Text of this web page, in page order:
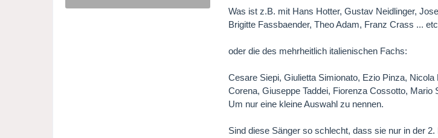
Was ist z.B. mit Hans Hotter, Gustav Neidlinger,
Brigitte Fassbaender, Theo Adam, Franz Crass ... etc
oder die des mehrheitlich italienischen Fachs:
Cesare Siepi, Giulietta Simionato, Ezio Pinza,
Corena, Giuseppe Taddei, Fiorenza Cossotto, Mario
Um nur eine kleine Auswahl zu nennen.
Sind diese Sänger so schlecht, dass sie nur in der